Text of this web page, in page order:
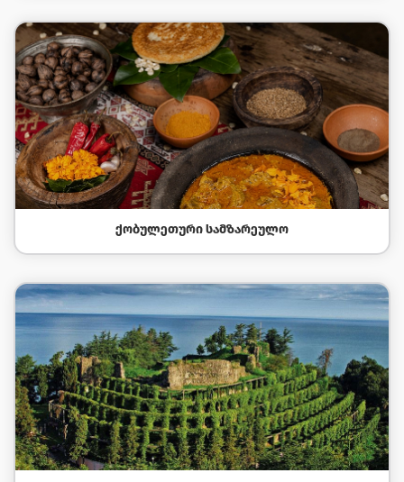
ᲥᲝᲑᲣᲚᲔᲗᲣᲠᲘ ᲡᲐᲛᲖᲐᲠᲔᲣᲚᲝ